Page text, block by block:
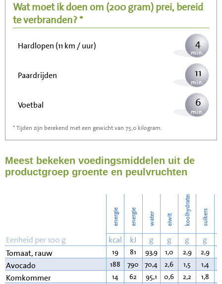
Wat moet ik doen om (200 gram)prei, bereid
te verbranden? *
Wandelen (5 km/uur) 10
Hardlopen (11 km / uur) 4
Paardrijden 11
Voetbal 6
Stofzuigen
Strijken 19
22
* Tijden zijn berekend met een gewicht van 75,0 kilogram.
Meest bekeken voedingsmiddelen uit de
productgroep groente en peulvruchten
energie energie water eiwit koolhydraten suikers
Eenheid per 100 g kcal kJ g g g g
Tomaat, rauw
19 81 93,9 1,0 2,9 2,9
Avocado 188 790 70,4 2,6 1,5 1,4
Komkommer 14 62 95,1 0,6 2,2 1,8